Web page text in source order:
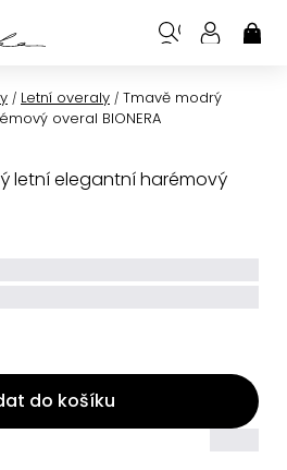
/ Letní overaly / Tmavě modrý
overal BIONERA
letní elegantní harémový
do košíku